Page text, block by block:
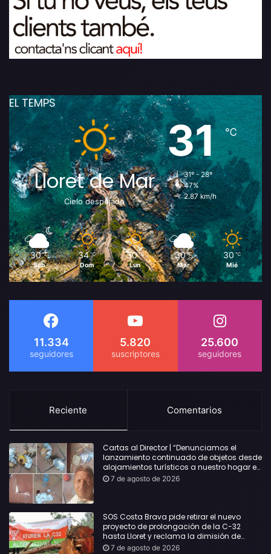
EL TEMPS
Lloret de Mar
Cielo despejado
31℃
31º - 28º
47%
2.87 km/h
30 ℃
Sáb
34 ℃
Dom
30 ℃
Lun
30 ℃
Mar
30 ℃
Mié
11.334 5.820 25.600
Reciente Comentarios
Cartas al Director | “Denunciamos el
lanzamiento continuado de objetos desde
alojamientos turísticos a nuestro hogar en
Lloret: Podría haber causado una
7 de agosto de 2026
SOS Costa Brava pide retirar el nuevo
proyecto de prolongación de la C-32
hasta Lloret y reclama la dimisión de
Sílvia Paneque
7 de agosto de 2026